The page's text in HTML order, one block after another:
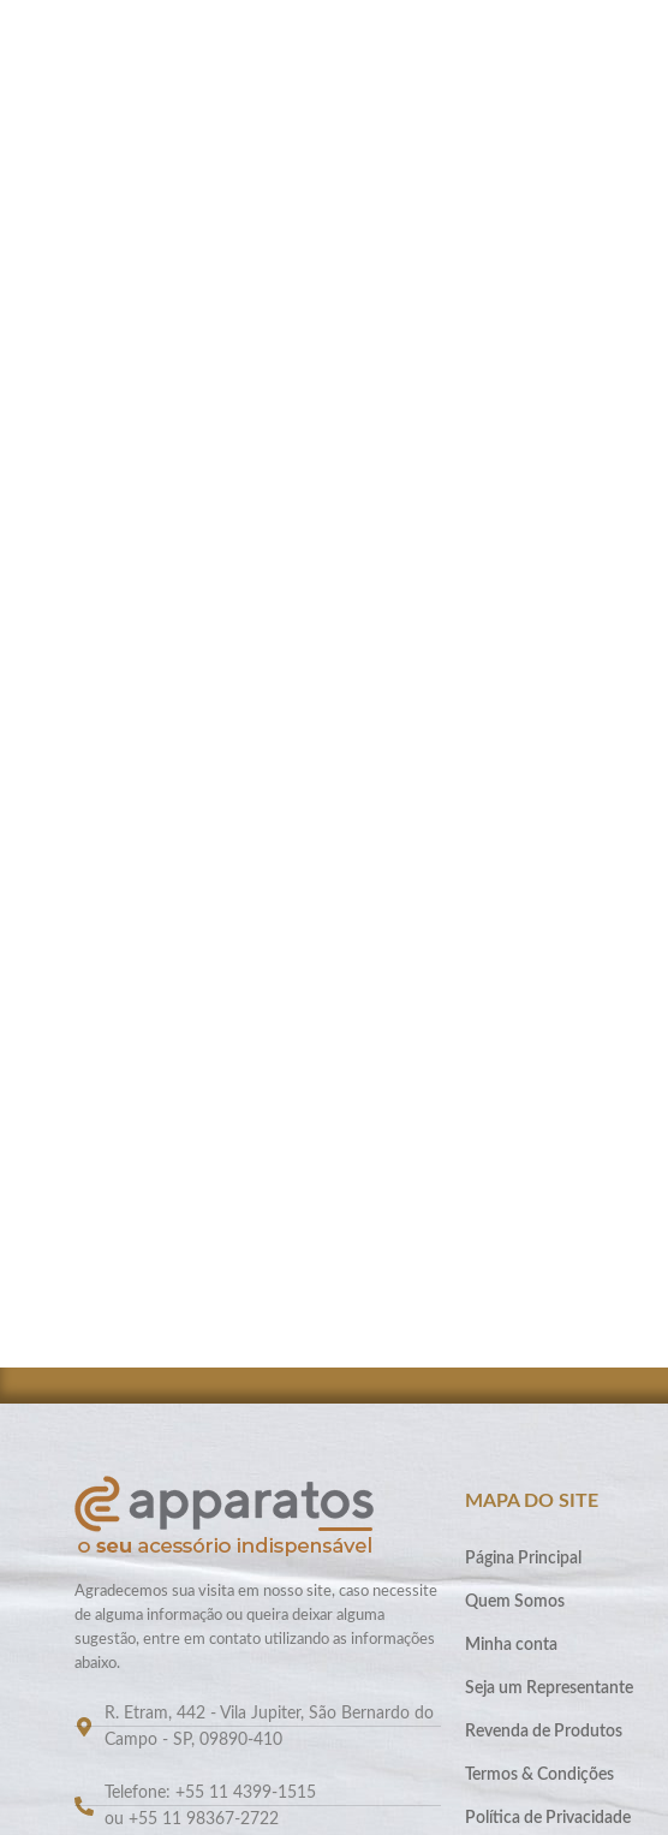
Agradecemos sua visita em nosso site, caso necessite
de alguma informação ou queira deixar alguma
sugestão, entre em contato utilizando as informações
abaixo.
R. Etram, 442 - Vila Jupiter, São Bernardo do
Campo - SP, 09890-410
Telefone: +55 11 4399-1515
ou +55 11 98367-2722
MAPA DO SITE
Página Principal
Quem Somos
Minha conta
Seja um Representante
Revenda de Produtos
Termos & Condições
Política de Privacidade